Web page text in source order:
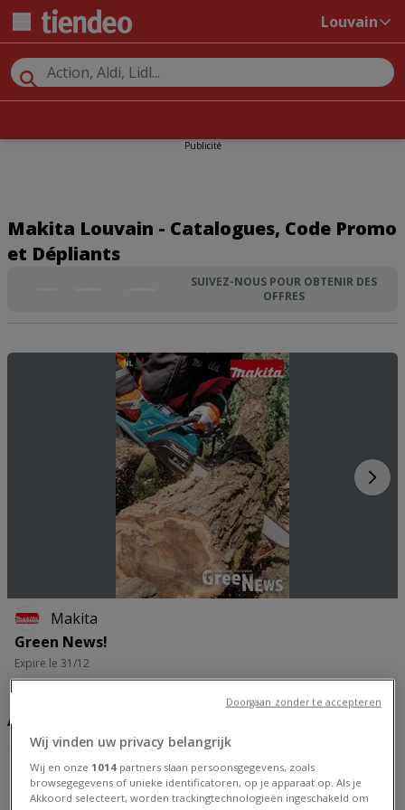
Louvain
Publicité
Makita Louvain - Catalogues, Code Promo
et Dépliants
SUIVEZ-NOUS POUR OBTENIR DES
OFFRES
Makita
Green News!
Expire le 31/12
Adresses et horaires Makita
Makita
Aarschotsesteenweg 22, Louvain
Wij vinden uw privacy belangrijk
Wij en onze 1014 partners slaan persoonsgegevens, zoals
browsegegevens of unieke identificatoren, op je apparaat op. Als je
Akkoord selecteert, worden trackingtechnologieën ingeschakeld om
Doorgaan zonder te accepteren